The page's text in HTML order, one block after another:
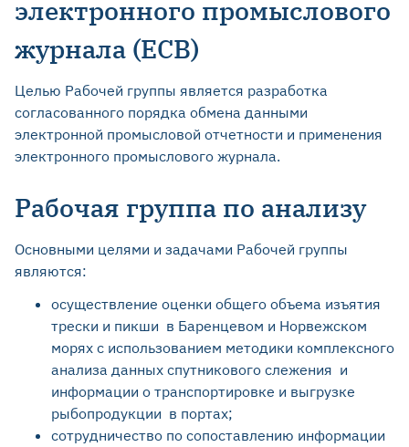
электронного промыслового
журнала (ECB)
Целью Рабочей группы является разработка
согласованного порядка обмена данными
электронной промысловой отчетности и применения
электронного промыслового журнала.
Рабочая группа по анализу
Основными целями и задачами Рабочей группы
являются:
осуществление оценки общего объема изъятия
трески и пикши в Баренцевом и Норвежском
морях с использованием методики комплексного
анализа данных спутникового слежения и
информации о транспортировке и выгрузке
рыбопродукции в портах;
сотрудничество по сопоставлению информации